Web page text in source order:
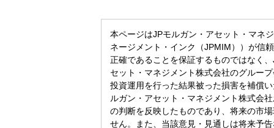
本ページはJPモルガン・アセット・マネ
ネージメント・インク（JPMIM））が信
正確であることを保証するものではなく
セット・マネジメント株式会社のグルー
投資運用を行った結果被った損害を補償
ルガン・アセット・マネジメント株式会
の判断を反映したものであり、将来の市
せん。また、当該意見・見通しは将来予